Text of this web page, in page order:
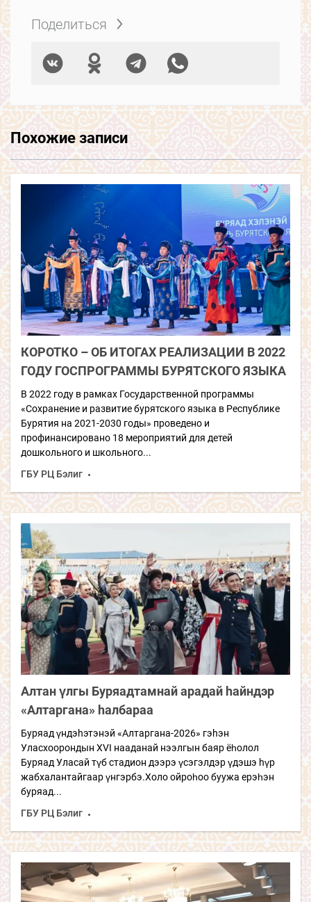
Поделиться
Похожие записи
КОРОТКО – ОБ ИТОГАХ РЕАЛИЗАЦИИ В 2022
ГОДУ ГОСПРОГРАММЫ БУРЯТСКОГО ЯЗЫКА
В 2022 году в рамках Государственной программы
«Сохранение и развитие бурятского языка в Республике
Бурятия на 2021-2030 годы» проведено и
профинансировано 18 мероприятий для детей
дошкольного и школьного...
ГБУ РЦ Бэлиг
Алтан үлгы Буряадтамнай арадай hайндэр
«Алтаргана» hалбараа
Буряад үндэhэтэнэй «Алтаргана-2026» гэhэн
Уласхоорондын XVI нааданай нээлгын баяр ёһолол
Буряад Уласай түб стадион дээрэ үсэгэлдэр үдэшэ hүр
жабхалантайгаар үнгэрбэ.Холо ойроһоо буужа ерэһэн
буряад...
ГБУ РЦ Бэлиг